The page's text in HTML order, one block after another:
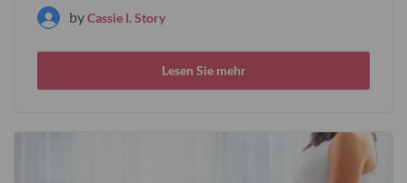
byCassie I. Story
Lesen Sie mehr